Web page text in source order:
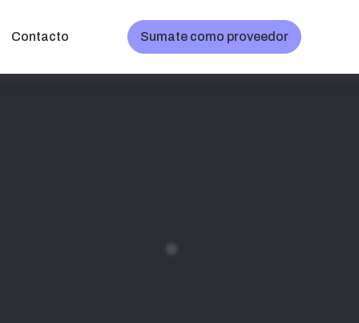
Contacto Sumate como proveedor